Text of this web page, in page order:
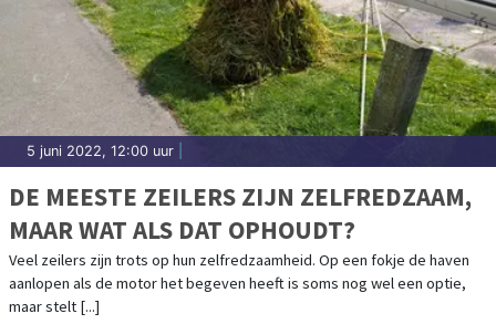
5 juni 2022, 12:00 uur
DE MEESTE ZEILERS ZIJN ZELFREDZAAM,
MAAR WAT ALS DAT OPHOUDT?
Veel zeilers zijn trots op hun zelfredzaamheid. Op een fokje de haven
aanlopen als de motor het begeven heeft is soms nog wel een optie,
maar stelt [...]